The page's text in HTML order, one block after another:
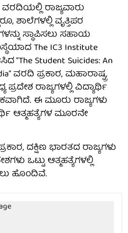
ರಾಜ್ಯವಾರು
ಶಾಲೆಗಳಲ್ಲಿ ವೃತ್ತಿಪರ
ಸ್ಥಾಪಿಸಲು ಸಹಾಯ
The IC3 Institute
“The Student Suicides: An
ವರದಿ ಪ್ರಕಾರ, ಮಹಾರಾಷ್ಟ್ರ,
ರಾಜ್ಯಗಳಲ್ಲಿ ವಿದ್ಯಾರ್ಥಿ
ಈ ಮೂರು ರಾಜ್ಯಗಳು
ಆತ್ಮಹತ್ಯೆಗಳ ಮೂರನೇ
ದಕ್ಷಿಣ ಭಾರತದ ರಾಜ್ಯಗಳು
ಒಟ್ಟು ಆತ್ಮಹತ್ಯೆಗಳಲ್ಲಿ
ಹೊಂದಿವೆ.